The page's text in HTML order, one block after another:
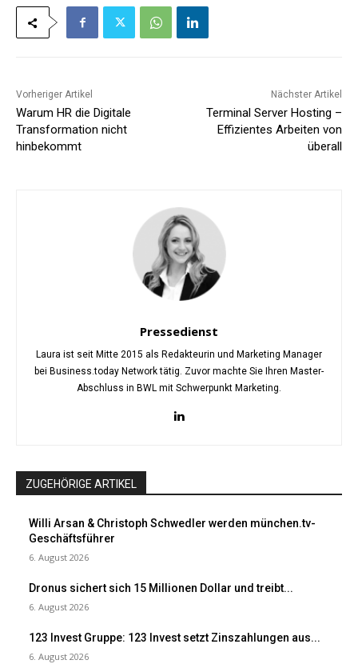
Vorheriger Artikel
Warum HR die Digitale
Transformation nicht
hinbekommt
Nächster Artikel
Terminal Server Hosting –
Effizientes Arbeiten von
überall
Pressedienst
Laura ist seit Mitte 2015 als Redakteurin und Marketing Manager
bei Business.today Network tätig. Zuvor machte Sie Ihren Master-
Abschluss in BWL mit Schwerpunkt Marketing.
ZUGEHÖRIGE ARTIKEL
Willi Arsan & Christoph Schwedler werden münchen.tv-
Geschäftsführer
6. August 2026
Dronus sichert sich 15 Millionen Dollar und treibt...
6. August 2026
123 Invest Gruppe: 123 Invest setzt Zinszahlungen aus...
6. August 2026